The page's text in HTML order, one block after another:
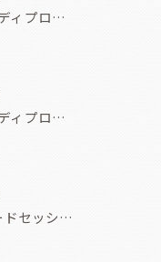
アクセス・ボディプロセス
アクセス・ボディプロセス
【meloのカードセッション】